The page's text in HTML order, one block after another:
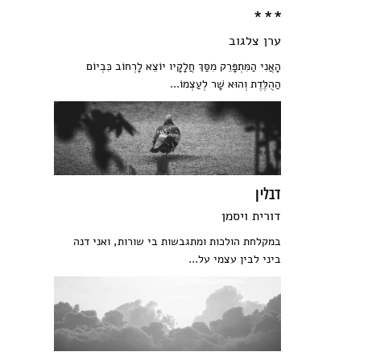
* * *
ערן צלגוב
הָאֲנִי הַמִּתְפָּרֵק מִסַּךְ חֲלָקָיו יוֹצֵא לָרְחוֹב כִּבְיוֹם
הַהֻלֶּדֶת וְהוּא שָׁר לְעַצְמוֹ...
דבלין
דורית ויסמן
במקלחת הולכות ומתגבשות בי שורות, ואני דנה
ביני לבין עצמי על...